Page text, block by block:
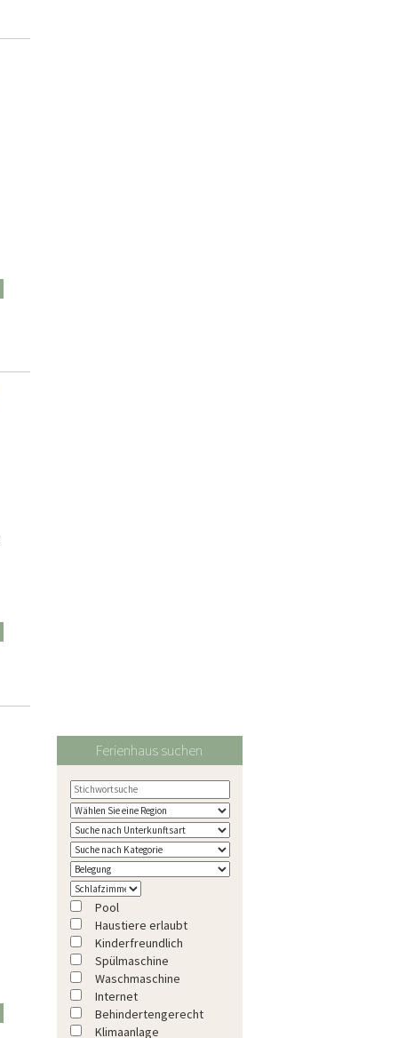
Ferienhaus suchen
Pool
Haustiere erlaubt
Kinderfreundlich
Spülmaschine
Waschmaschine
Internet
Behindertengerecht
Klimaanlage